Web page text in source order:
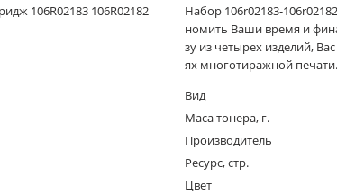
Samsung
Xerox
Тонер и
Набор 106r02183-
номить Ваши время и
зу из четырех изделий,
ях многотиражной
Вид
Маса тонера, г.
Производитель
Ресурс, стр.
Цвет